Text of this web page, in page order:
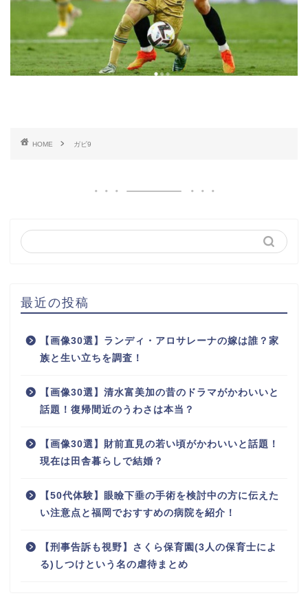
HOME ガビ9
最近の投稿
【画像30選】ランディ・アロサレーナの嫁は誰？家
族と生い立ちを調査！
【画像30選】清水富美加の昔のドラマがかわいいと
話題！復帰間近のうわさは本当？
【画像30選】財前直見の若い頃がかわいいと話題！
現在は田舎暮らしで結婚？
【50代体験】眼瞼下垂の手術を検討中の方に伝えた
い注意点と福岡でおすすめの病院を紹介！
【刑事告訴も視野】さくら保育園(3人の保育士によ
る)しつけという名の虐待まとめ